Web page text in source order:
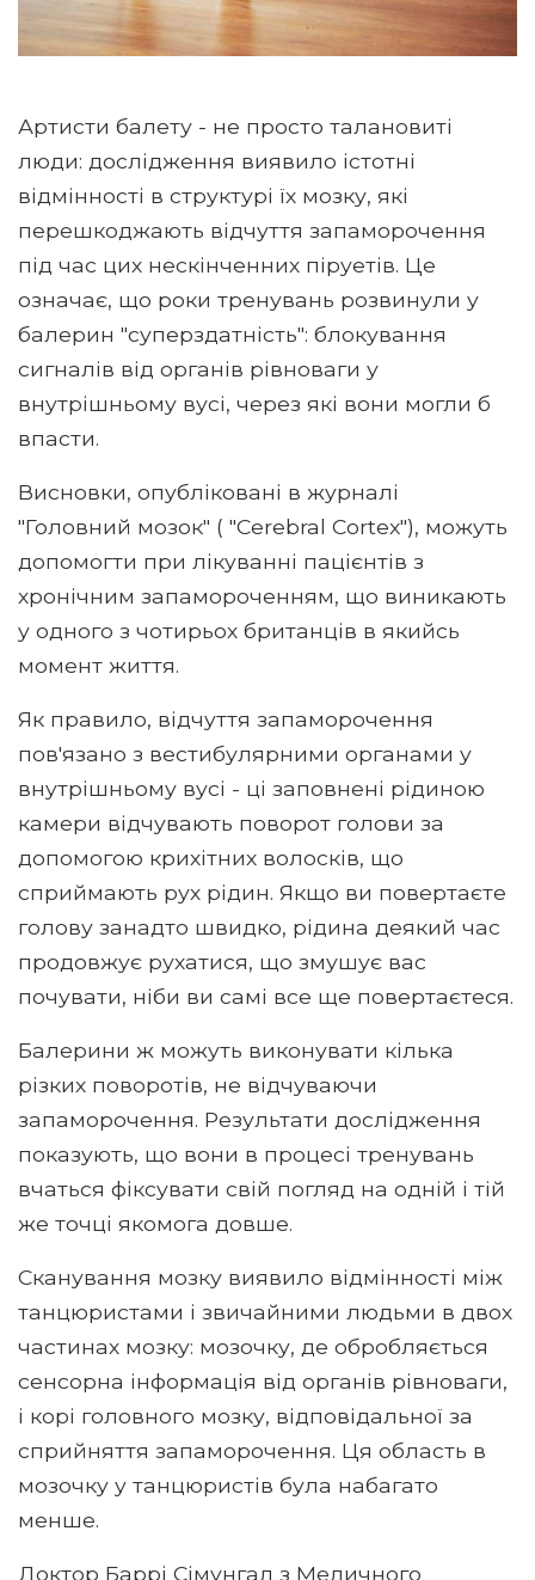
Артисти балету - не просто талановиті
люди: дослідження виявило істотні
відмінності в структурі їх мозку, які
перешкоджають відчуття запаморочення
під час цих нескінченних піруетів. Це
означає, що роки тренувань розвинули у
балерин "суперздатність": блокування
сигналів від органів рівноваги у
внутрішньому вусі, через які вони могли б
впасти.
Висновки, опубліковані в журналі
"Головний мозок" ( "Cerebral Cortex"), можуть
допомогти при лікуванні пацієнтів з
хронічним запамороченням, що виникають
у одного з чотирьох британців в якийсь
момент життя.
Як правило, відчуття запаморочення
пов'язано з вестибулярними органами у
внутрішньому вусі - ці заповнені рідиною
камери відчувають поворот голови за
допомогою крихітних волосків, що
сприймають рух рідин. Якщо ви повертаєте
голову занадто швидко, рідина деякий час
продовжує рухатися, що змушує вас
почувати, ніби ви самі все ще повертаєтеся.
Балерини ж можуть виконувати кілька
різких поворотів, не відчуваючи
запаморочення. Результати дослідження
показують, що вони в процесі тренувань
вчаться фіксувати свій погляд на одній і тій
же точці якомога довше.
Сканування мозку виявило відмінності між
танцюристами і звичайними людьми в двох
частинах мозку: мозочку, де обробляється
сенсорна інформація від органів рівноваги,
і корі головного мозку, відповідальної за
сприйняття запаморочення. Ця область в
мозочку у танцюристів була набагато
менше.
Доктор Баррі Сімунгал з Медичного